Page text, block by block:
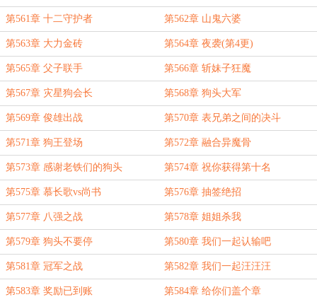
第561章 十二守护者 第562章 山鬼六婆
第563章 大力金砖 第564章 夜袭(第4更)
第565章 父子联手 第566章 斩妹子狂魔
第567章 灾星狗会长 第568章 狗头大军
第569章 俊雄出战 第570章 表兄弟之间的决斗
第571章 狗王登场 第572章 融合异魔骨
第573章 感谢老铁们的狗头 第574章 祝你获得第十名
第575章 慕长歌vs尚书 第576章 抽签绝招
第577章 八强之战 第578章 姐姐杀我
第579章 狗头不要停 第580章 我们一起认输吧
第581章 冠军之战 第582章 我们一起汪汪汪
第583章 奖励已到账 第584章 给你们盖个章